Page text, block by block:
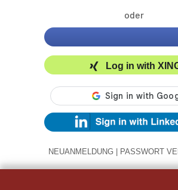
oder
Log in with
NEUANMELDUNG | PASSWORT